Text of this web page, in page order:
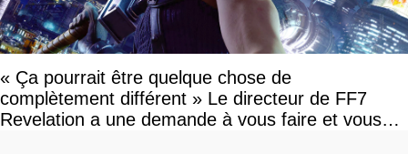
« Ça pourrait être quelque chose de
complètement différent » Le directeur de FF7
Revelation a une demande à vous faire et vous